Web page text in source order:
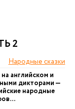
2
Народные сказки
английском и
дикторами —
народные